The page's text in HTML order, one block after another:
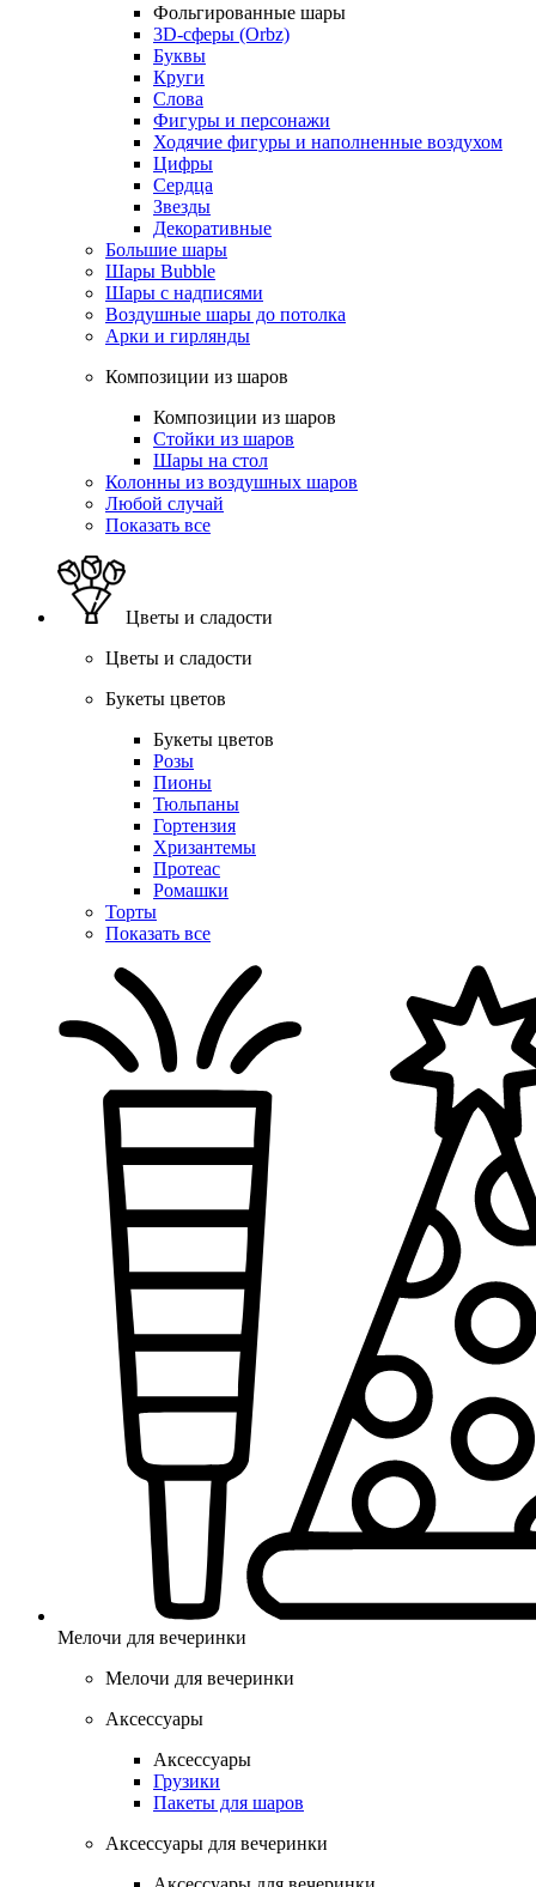
Фольгированные шары
3D-сферы (Orbz)
Буквы
Круги
Слова
Фигуры и персонажи
Ходячие фигуры и наполненные воздухом
Цифры
Сердца
Звезды
Декоративные
Большие шары
Шары Bubble
Шары с надписями
Воздушные шары до потолка
Арки и гирлянды
Композиции из шаров
Композиции из шаров
Стойки из шаров
Шары на стол
Колонны из воздушных шаров
Любой случай
Показать все
Цветы и сладости
Цветы и сладости
Букеты цветов
Букеты цветов
Розы
Пионы
Тюльпаны
Гортензия
Хризантемы
Протеас
Ромашки
Торты
Показать все
Мелочи для вечеринки
Мелочи для вечеринки
Аксессуары
Аксессуары
Грузики
Пакеты для шаров
Аксессуары для вечеринки